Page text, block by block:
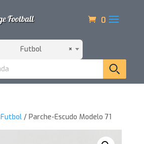
0
×
Futbol
Futbol/ Parche-Escudo Modelo 71